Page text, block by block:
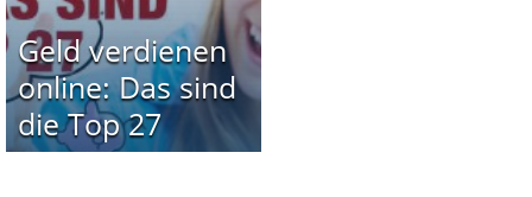
Geld verdienen
online: Das sind
die Top 27